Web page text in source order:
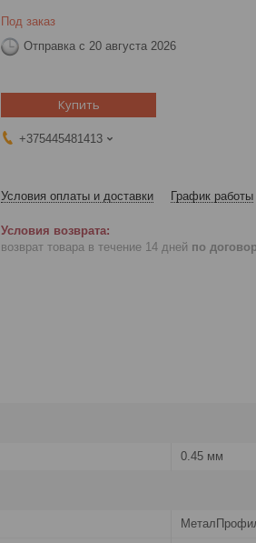
Под заказ
Отправка с 20 августа 2026
Купить
+375445481413
Условия оплаты и доставки График работы
возврат товара в течение 14 дней по
0.45 мм